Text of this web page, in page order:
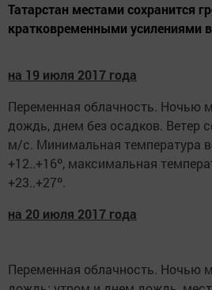
Татарстан местами сохранится
кратковременными усилениями
на 19 июля 2017 года
Переменная облачность. Ночью
дождь, днем без осадков. Ветер
м/с. Минимальная температура
+12..+16º, максимальная
+23..+27º.
на 20 июля 2017 года
Переменная облачность. Ночью